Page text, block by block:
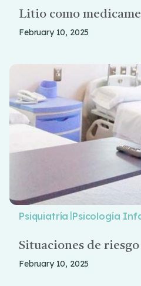
Litio como
February 10, 2025
Psiquiatría |Psicología
Situaciones de
February 10, 2025